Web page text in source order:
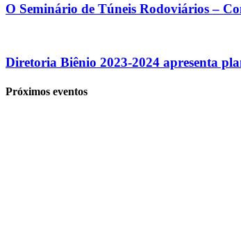
O Seminário de Túneis Rodoviários –
Diretoria Biênio 2023-2024 apresenta
Próximos eventos